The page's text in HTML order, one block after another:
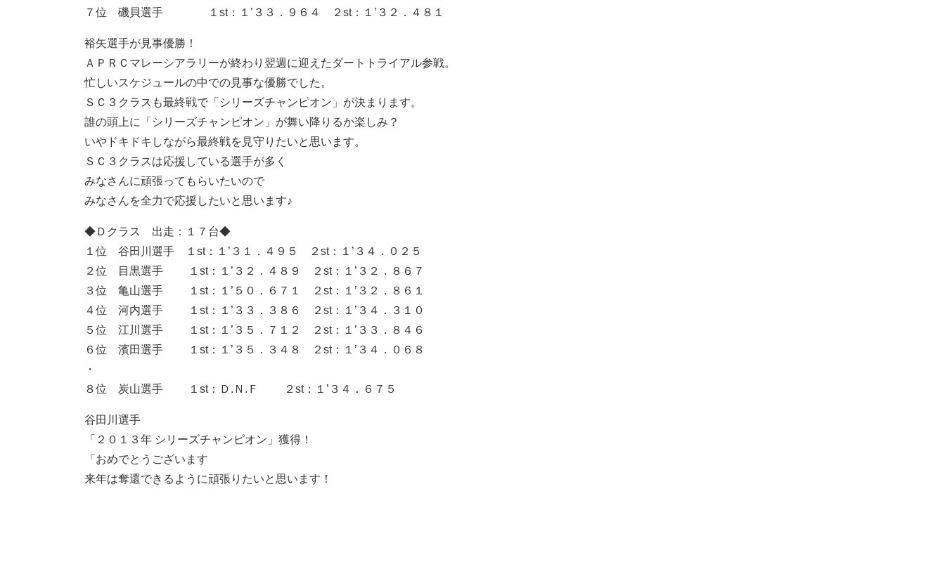
７位 磯貝選手 １st：１’３３．９６４ ２st：１’３２．４８１
裕矢選手が見事優勝！
ＡＰＲＣマレーシアラリーが終わり翌週に迎えたダートトライアル参戦。
忙しいスケジュールの中での見事な優勝でした。
ＳＣ３クラスも最終戦で「シリーズチャンピオン」が決まります。
誰の頭上に「シリーズチャンピオン」が舞い降りるか楽しみ？
いやドキドキしながら最終戦を見守りたいと思います。
ＳＣ３クラスは応援している選手が多く
みなさんに頑張ってもらいたいので
みなさんを全力で応援したいと思います♪
◆Ｄクラス 出走：１７台◆
１位 谷田川選手 １st：１’３１．４９５ ２st：１’３４．０２５
２位 目黒選手 １st：１’３２．４８９ ２st：１’３２．８６７
３位 亀山選手 １st：１’５０．６７１ ２st：１’３２．８６１
４位 河内選手 １st：１’３３．３８６ ２st：１’３４．３１０
５位 江川選手 １st：１’３５．７１２ ２st：１’３３．８４６
６位 濱田選手 １st：１’３５．３４８ ２st：１’３４．０６８
・
８位 炭山選手 １st：Ｄ.Ｎ.Ｆ ２st：１’３４．６７５
谷田川選手
「２０１３年 シリーズチャンピオン」獲得！
「おめでとうございます
来年は奪還できるように頑張りたいと思います！